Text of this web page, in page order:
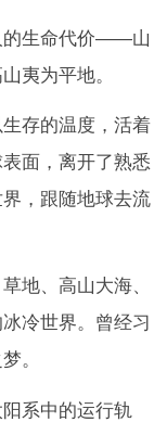
的生命代价——山
夷为平地。
存的温度，活着
面，离开了熟悉
，跟随地球去流
地、高山大海、
冷世界。曾经习
。
系中的运行轨